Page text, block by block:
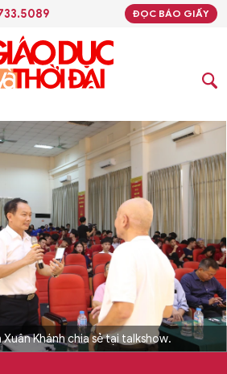
ĐỌC BÁO GIẤY
Xuân Khánh chia sẻ tại talkshow.